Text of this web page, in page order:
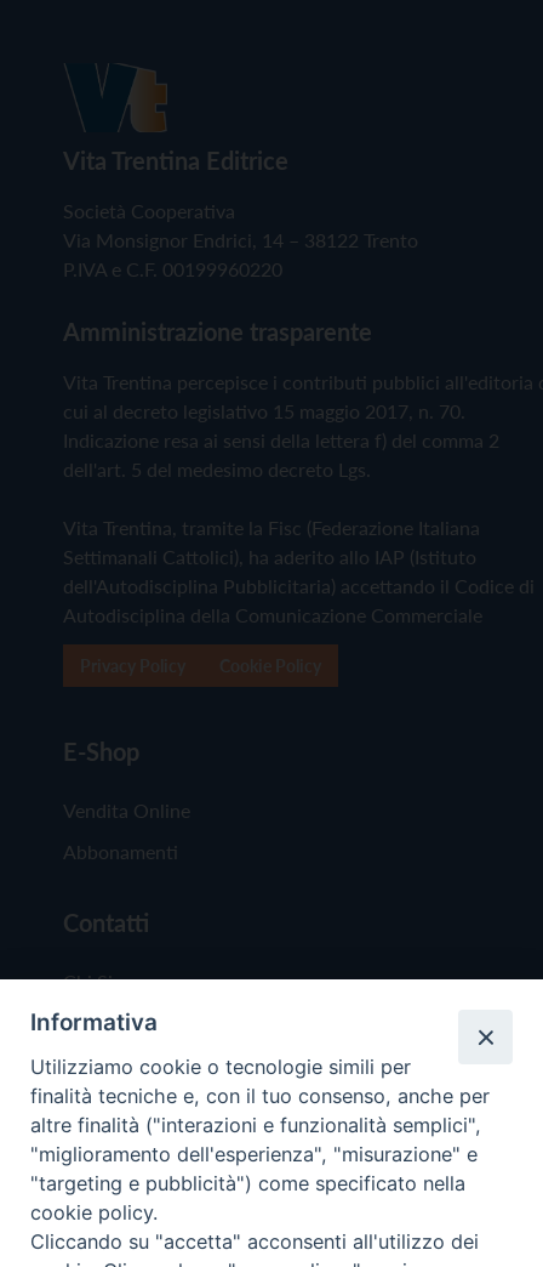
Vita Trentina Editrice
Società Cooperativa
Via Monsignor Endrici, 14 – 38122 Trento
P.IVA e C.F. 00199960220
Amministrazione trasparente
Vita Trentina percepisce i contributi pubblici all'editoria
cui al decreto legislativo 15 maggio 2017, n. 70.
Indicazione resa ai sensi della lettera f) del comma 2
dell'art. 5 del medesimo decreto Lgs.
Vita Trentina, tramite la Fisc (Federazione Italiana
Settimanali Cattolici), ha aderito allo IAP (Istituto
dell'Autodisciplina Pubblicitaria) accettando il Codice di
Autodisciplina della Comunicazione Commerciale
E-Shop
Vendita Online
Abbonamenti
Contatti
Chi Siamo
Redazione
Scrivici
Copyright © 2019 - Tutti i diritti riservati - Vita
Trentina Editrice
Informativa
Utilizziamo cookie o tecnologie simili per
finalità tecniche e, con il tuo consenso, anche per
altre finalità ("interazioni e funzionalità semplici",
"miglioramento dell'esperienza", "misurazione" e
"targeting e pubblicità") come specificato nella
cookie policy.
Cliccando su "accetta" acconsenti all'utilizzo dei